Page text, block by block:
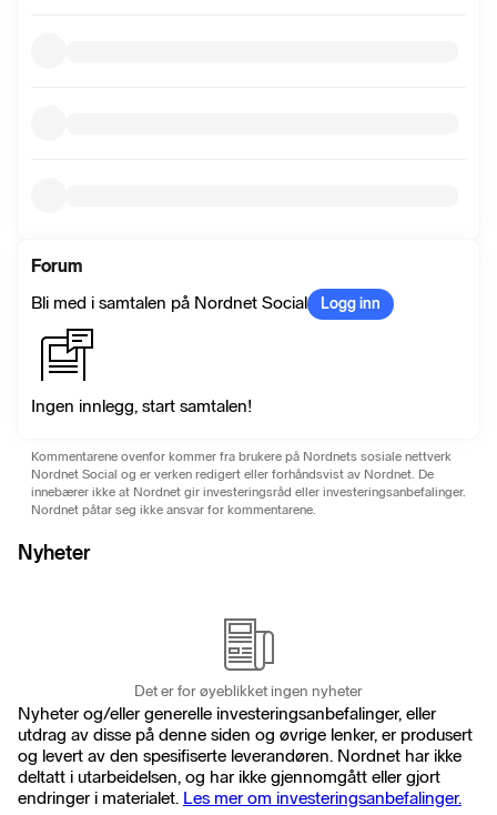
Forum
Bli med i samtalen på Nordnet Social
Logg inn
Ingen innlegg, start samtalen!
Kommentarene ovenfor kommer fra brukere på Nordnets sosiale nettverk
Nordnet Social og er verken redigert eller forhåndsvist av Nordnet. De
innebærer ikke at Nordnet gir investeringsråd eller investeringsanbefalinger.
Nordnet påtar seg ikke ansvar for kommentarene.
Nyheter
Det er for øyeblikket ingen nyheter
Nyheter og/eller generelle investeringsanbefalinger, eller
utdrag av disse på denne siden og øvrige lenker, er produsert
og levert av den spesifiserte leverandøren. Nordnet har ikke
deltatt i utarbeidelsen, og har ikke gjennomgått eller gjort
endringer i materialet. Les mer om investeringsanbefalinger.